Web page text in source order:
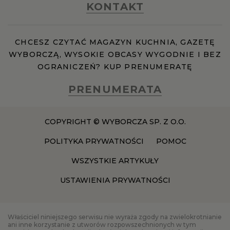
SOSNOWIEC
SZCZECIN
TORUŃ
WAŁBRZYCH
WARSZAWA
KONTAKT
CHCESZ CZYTAĆ MAGAZYN KUCHNIA, GAZETĘ
WYBORCZĄ, WYSOKIE OBCASY WYGODNIE I BEZ
OGRANICZEŃ? KUP PRENUMERATĘ
PRENUMERATA
COPYRIGHT © WYBORCZA SP. Z O.O.
POLITYKA PRYWATNOŚCI POMOC
WSZYSTKIE ARTYKUŁY
USTAWIENIA PRYWATNOŚCI
Właściciel niniejszego serwisu nie wyraża zgody na zwielokrotnianie
ani inne korzystanie z utworów rozpowszechnionych w tym